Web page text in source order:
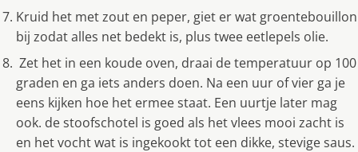
Kruid het met zout en peper, giet er wat groentebouillon
bij zodat alles net bedekt is, plus twee eetlepels olie.
Zet het in een koude oven, draai de temperatuur op 100
graden en ga iets anders doen. Na een uur of vier ga je
eens kijken hoe het ermee staat. Een uurtje later mag
ook. de stoofschotel is goed als het vlees mooi zacht is
en het vocht wat is ingekookt tot een dikke, stevige saus.